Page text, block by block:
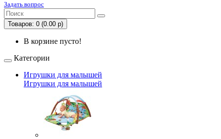
Задать вопрос
Товаров: 0 (0.00 р)
В корзине пусто!
Категории
Игрушки для малышей
Игрушки для малышей